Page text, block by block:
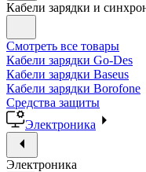
Кабели зарядки и
Смотреть все товары
Кабели зарядки Go-Des
Кабели зарядки Baseus
Кабели зарядки Borofone
Средства защиты
Электроника
Электроника